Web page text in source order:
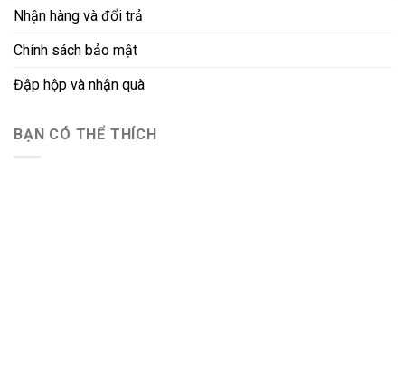
Nhận hàng và đổi trả
Chính sách bảo mật
Đập hộp và nhận quà
BẠN CÓ THỂ THÍCH